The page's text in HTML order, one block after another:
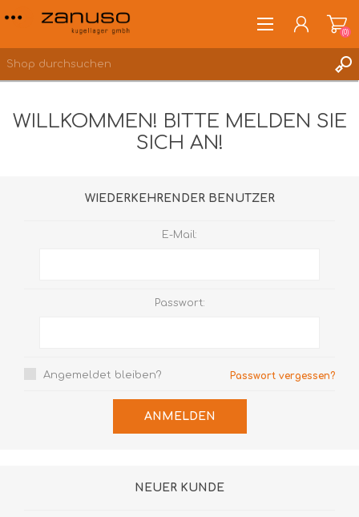
(0)
WILLKOMMEN! BITTE MELDEN SIE
SICH AN!
WIEDERKEHRENDER BENUTZER
E-Mail:
Passwort:
Angemeldet bleiben? Passwort vergessen?
ANMELDEN
NEUER KUNDE